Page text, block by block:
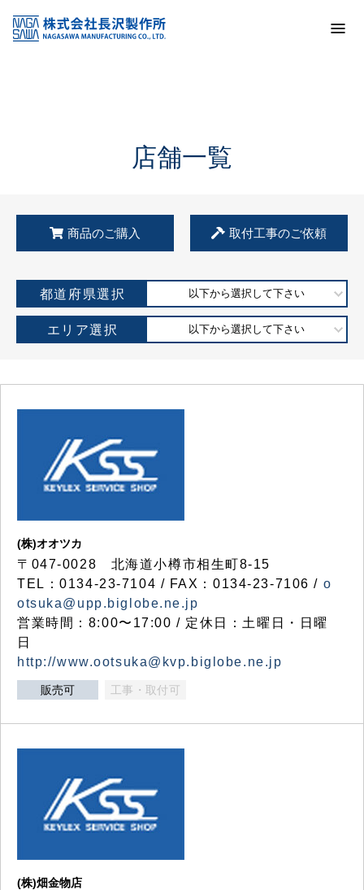
KSS加盟店・取扱店情報
店舗一覧
店舗一覧
商品のご購入 取付工事のご依頼
都道府県選択 以下から選択して下さい
エリア選択 以下から選択して下さい
(株)オオツカ
〒047-0028 北海道小樽市相生町8-15
TEL：0134-23-7104 / FAX：0134-23-7106 / o
otsuka@upp.biglobe.ne.jp
営業時間：8:00〜17:00 / 定休日：土曜日・日曜
日
http://www.ootsuka@kvp.biglobe.ne.jp
販売可 工事・取付可
(株)畑金物店